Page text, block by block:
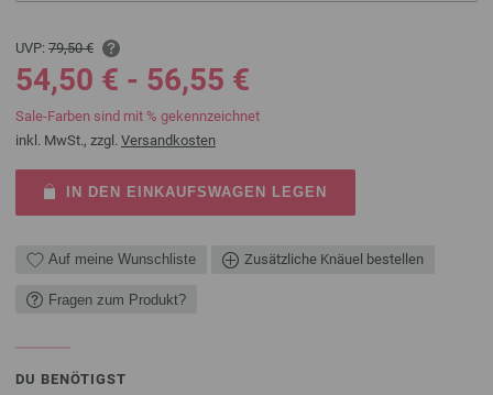
UVP: 79,50 €
54,50 € - 56,55 €
Sale-Farben sind mit % gekennzeichnet
inkl. MwSt., zzgl. Versandkosten
IN DEN EINKAUFSWAGEN LEGEN
Auf meine Wunschliste Zusätzliche Knäuel bestellen
Fragen zum Produkt?
DU BENÖTIGST